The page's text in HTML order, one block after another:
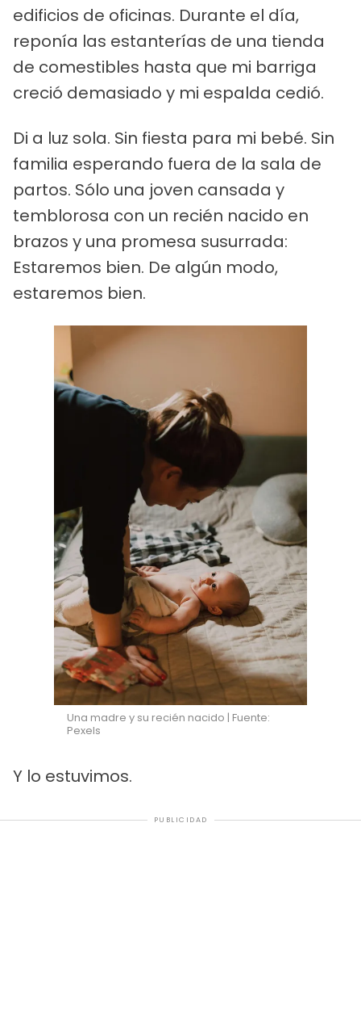
edificios de oficinas. Durante el día,
reponía las estanterías de una tienda
de comestibles hasta que mi barriga
creció demasiado y mi espalda cedió.
Di a luz sola. Sin fiesta para mi bebé. Sin
familia esperando fuera de la sala de
partos. Sólo una joven cansada y
temblorosa con un recién nacido en
brazos y una promesa susurrada:
Estaremos bien. De algún modo,
estaremos bien.
Una madre y su recién nacido | Fuente:
Pexels
Y lo estuvimos.
PUBLICIDAD